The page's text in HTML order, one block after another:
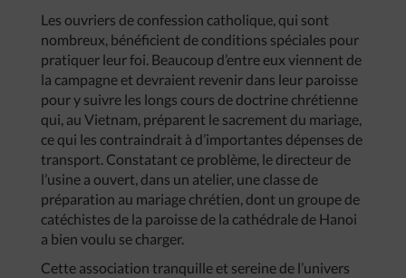
Les ouvriers de confession catholique, qui sont
nombreux, bénéficient de conditions spéciales pour
pratiquer leur foi. Beaucoup d’entre eux viennent de
la campagne et devraient revenir dans leur paroisse
pour y suivre les longs cours de doctrine chrétienne
qui, au Vietnam, préparent le sacrement du mariage,
ce qui les contraindrait à d’importantes dépenses de
transport. Constatant ce problème, le directeur de
l’usine a ouvert, dans un atelier, une classe de
préparation au mariage chrétien, dont un groupe de
catéchistes de la paroisse de la cathédrale de Hanoi
a bien voulu se charger.
Cette association tranquille et sereine de l’univers